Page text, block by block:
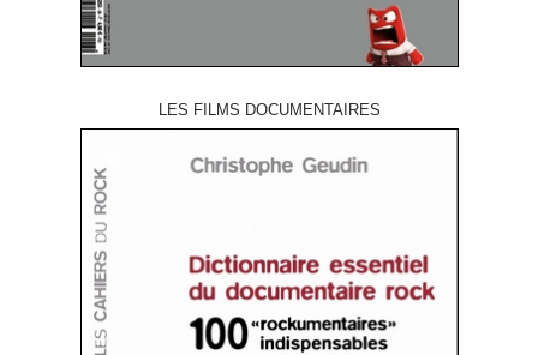
LES FILMS DOCUMENTAIRES